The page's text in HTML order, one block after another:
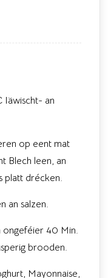
Iäwischt- an
op eent mat
Blech leen, an
platt drécken.
an salzen.
ongeféier 40 Min.
brooden.
Mayonnaise,